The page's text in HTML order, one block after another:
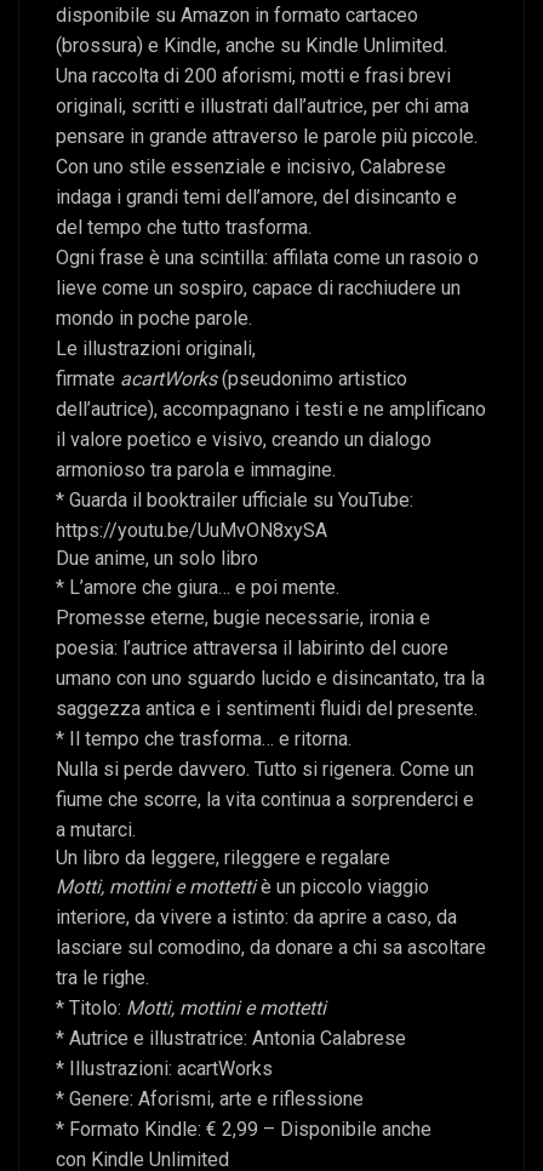
disponibile su Amazon in formato cartaceo
(brossura) e Kindle, anche su Kindle Unlimited.
Una raccolta di 200 aforismi, motti e frasi brevi
originali, scritti e illustrati dall’autrice, per chi ama
pensare in grande attraverso le parole più piccole.
Con uno stile essenziale e incisivo, Calabrese
indaga i grandi temi dell’amore, del disincanto e
del tempo che tutto trasforma.
Ogni frase è una scintilla: affilata come un rasoio o
lieve come un sospiro, capace di racchiudere un
mondo in poche parole.
Le illustrazioni originali,
firmate acartWorks(pseudonimo artistico
dell’autrice), accompagnano i testi e ne amplificano
il valore poetico e visivo, creando un dialogo
armonioso tra parola e immagine.
* Guarda il booktrailer ufficiale su YouTube:
https://youtu.be/UuMvON8xySA
Due anime, un solo libro
* L’amore che giura… e poi mente.
Promesse eterne, bugie necessarie, ironia e
poesia: l’autrice attraversa il labirinto del cuore
umano con uno sguardo lucido e disincantato, tra la
saggezza antica e i sentimenti fluidi del presente.
* Il tempo che trasforma… e ritorna.
Nulla si perde davvero. Tutto si rigenera. Come un
fiume che scorre, la vita continua a sorprenderci e
a mutarci.
Un libro da leggere, rileggere e regalare
Motti, mottini e mottettiè un piccolo viaggio
interiore, da vivere a istinto: da aprire a caso, da
lasciare sul comodino, da donare a chi sa ascoltare
tra le righe.
* Titolo: Motti, mottini e mottetti
* Autrice e illustratrice: Antonia Calabrese
* Illustrazioni: acartWorks
* Genere: Aforismi, arte e riflessione
* Formato Kindle: € 2,99 – Disponibile anche
con Kindle Unlimited